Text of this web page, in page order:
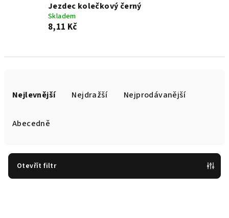
Jezdec kolečkový černý
Skladem
8,11 Kč
r
Nejlevnější Nejdražší Nejprodávanější
Abecedně
Otevřít filtr